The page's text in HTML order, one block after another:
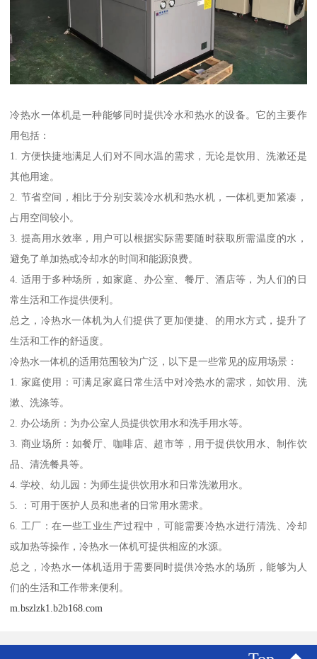
冷热水一体机是一种能够同时提供冷水和热水的设备。它的主要作
用包括：
1. 方便快捷地满足人们对不同水温的需求，无论是饮用、洗漱还是
其他用途。
2. 节省空间，相比于分别安装冷水机和热水机，一体机更加紧凑，
占用空间较小。
3. 提高用水效率，用户可以根据实际需要随时获取所需温度的水，
避免了单加热或冷却水的时间和能源浪费。
4. 适用于多种场所，如家庭、办公室、餐厅、酒店等，为人们的日
常生活和工作提供便利。
总之，冷热水一体机为人们提供了更加便捷、的用水方式，提升了
生活和工作的舒适度。
冷热水一体机的适用范围较为广泛，以下是一些常见的应用场景：
1. 家庭使用：可满足家庭日常生活中对冷热水的需求，如饮用、洗
漱、洗涤等。
2. 办公场所：为办公室人员提供饮用水和洗手用水等。
3. 商业场所：如餐厅、咖啡店、超市等，用于提供饮用水、制作饮
品、清洗餐具等。
4. 学校、幼儿园：为师生提供饮用水和日常洗漱用水。
5. ：可用于医护人员和患者的日常用水需求。
6. 工厂：在一些工业生产过程中，可能需要冷热水进行清洗、冷却
或加热等操作，冷热水一体机可提供相应的水源。
总之，冷热水一体机适用于需要同时提供冷热水的场所，能够为人
们的生活和工作带来便利。
m.bszlzk1.b2b168.com